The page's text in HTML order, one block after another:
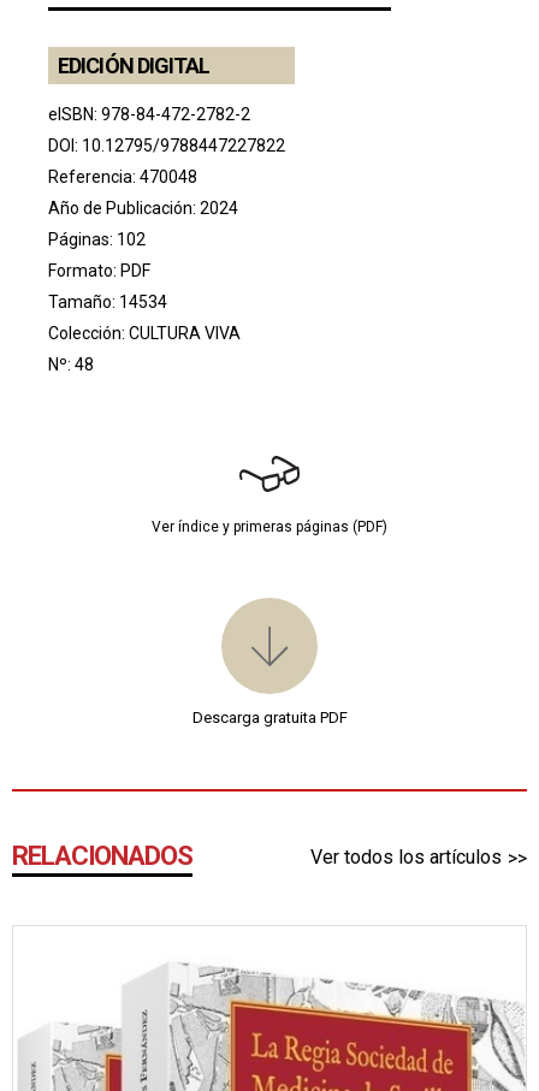
EDICIÓN DIGITAL
eISBN: 978-84-472-2782-2
DOI: 10.12795/9788447227822
Referencia: 470048
Año de Publicación: 2024
Páginas: 102
Formato: PDF
Tamaño: 14534
Colección: CULTURA VIVA
Nº: 48
Ver índice y primeras páginas (PDF)
Descarga gratuita PDF
RELACIONADOS Ver todos los artículos